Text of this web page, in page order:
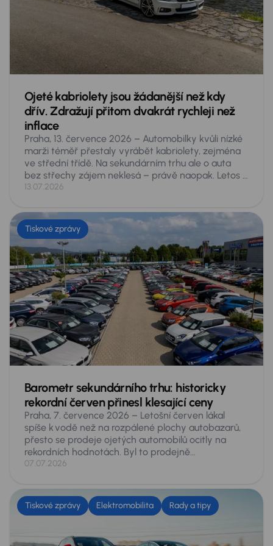
ze zásuvky prakticky výhradně na benzin, jen aby
Ojeté kabriolety jsou žádanější než kdy
dřív. Zdražují přitom dvakrát rychleji než
inflace
Praha, 13. července 2026 – Automobilky kvůli nízké
marži téměř přestaly vyrábět kabriolety, zejména
ve střední třídě. Na sekundárním trhu ale o auta
bez střechy zájem neklesá – právě naopak. Letos si
Češi na inzertních serverech za první pololetí koupili
než v roce 2021. Jejich průměrná cena přitom za tu
dobu vzrostla o 64 procent, tedy zhruba dvakrát
rychleji, než ve stejném období obecně rostly ceny.
13.07.2026
Tiskové zprávy
Barometr sekundárního trhu: historicky
rekordní červen přinesl klesající ceny
Praha, 7. července 2026 – Letošní červen lákal
spíše k vodě než na rozpálené plochy autobazarů,
přesto se prodeje ojetých automobilů ocitly na
rekordních hodnotách. Byl to prodejně
nejúspěšnější červen české historie, na inzertních
v meziročním srovnání o 11,3 % více. Vyplývá to
z údajů, získaných analytiky skupiny AURES
Holdings, provozovatele největší tuzemské sítě
07.07.2026
Tiskové zprávy Elektromobilita Rady a tipy